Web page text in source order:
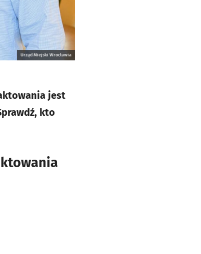
Urząd Miejski Wrocławia
jest
kto